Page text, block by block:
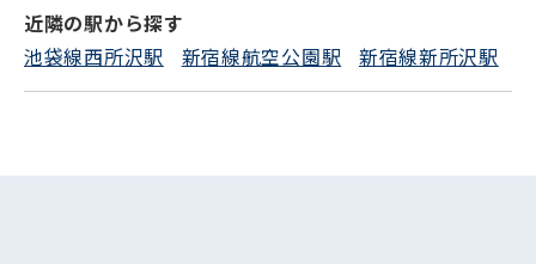
近隣の駅から探す
池袋線西所沢駅
新宿線航空公園駅 新宿線新所沢駅